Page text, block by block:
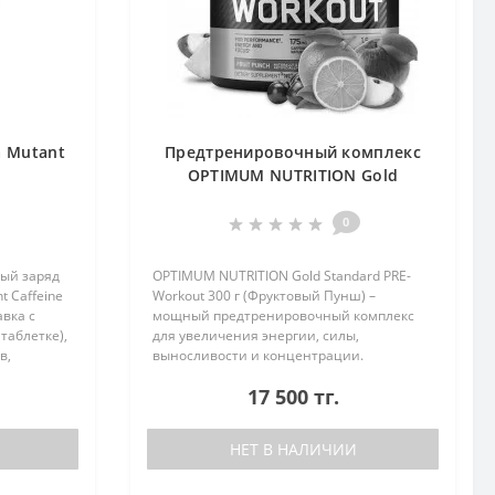
Mutant
заряд
Caffeine
с
Предтренировочный комплекс
OPTIMUM NUTRITION Gold
Фруктовый Пунш
0
OPTIMUM NUTRITION Gold Standard PRE-
Workout 300 г (Фруктовый Пунш) –
мощный предтренировочный комплекс
для увеличения энергии, силы,
выносливости и концентрации.
компонентов, проверенных научными
17 500 тг.
НЕТ В НАЛИЧИИ